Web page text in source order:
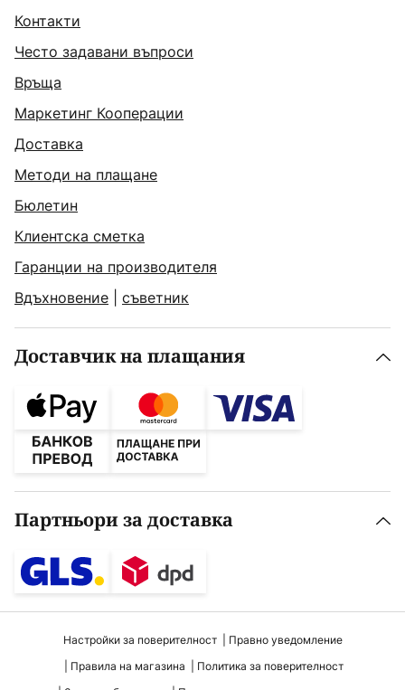
Контакти
Често задавани въпроси
Връща
Маркетинг Кооперации
Доставка
Методи на плащане
Бюлетин
Клиентска сметка
Гаранции на производителя
Вдъхновение
съветник
Доставчик на плащания
Партньори за доставка
Настройки за поверителност
Правно уведомление
Правила на магазина
Политика за поверителност